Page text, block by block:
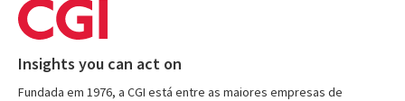
Insights you can act on
Fundada em 1976, a CGI está entre as maiores empresas de